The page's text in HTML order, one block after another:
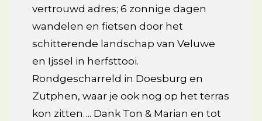
vertrouwd adres; 6 zonnige dagen
wandelen en fietsen door het
schitterende landschap van Veluwe
en Ijssel in herfsttooi.
Rondgescharreld in Doesburg en
Zutphen, waar je ook nog op het terras
kon zitten…. Dank Ton & Marian en tot